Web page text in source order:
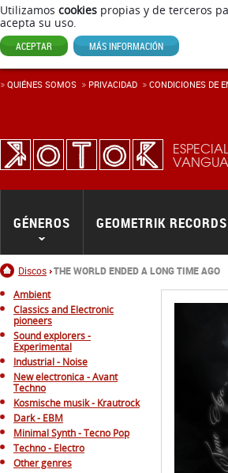
Utilizamos cookies propias y de terceros
acepta su uso.
ACEPTAR MÁS INFORMACIÓN
Inicio
Discos THE WORLD ENDED A LONG TIME AGO
GÉNEROS GEOMETRIK RECORDS
QUIÉNES SOMOS PRIVACIDAD CONDICIONES DE
Ambient
Classics and Electronic
pioneers
Sound explorers -
Experimental
Industrial - Noise
New electronica - Avant
Techno
Kosmische musik - Krautrock
Dark - EBM
Minimal Synth - Tecno Pop
Techno - Electro
Other genres